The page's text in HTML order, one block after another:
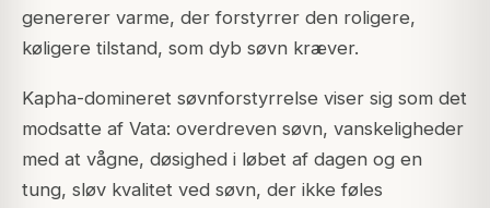
genererer varme, der forstyrrer den roligere,
køligere tilstand, som dyb søvn kræver.
Kapha-domineret søvnforstyrrelse viser sig som det
modsatte af Vata: overdreven søvn, vanskeligheder
med at vågne, døsighed i løbet af dagen og en
tung, sløv kvalitet ved søvn, der ikke føles